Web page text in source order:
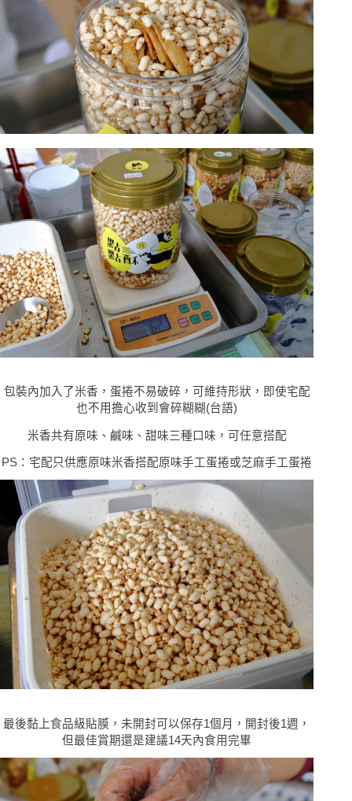
包裝內加入了米香，蛋捲不易破碎，可維持形狀，即使宅配
也不用擔心收到會碎糊糊(台語)
米香共有原味、鹹味、甜味三種口味，可任意搭配
PS：宅配只供應原味米香搭配原味手工蛋捲或芝麻手工蛋捲
最後黏上食品級貼膜，未開封可以保存1個月，開封後1週，
但最佳賞期還是建議14天內食用完畢